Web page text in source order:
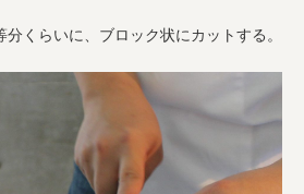
くらいに、ブロック状にカットする。